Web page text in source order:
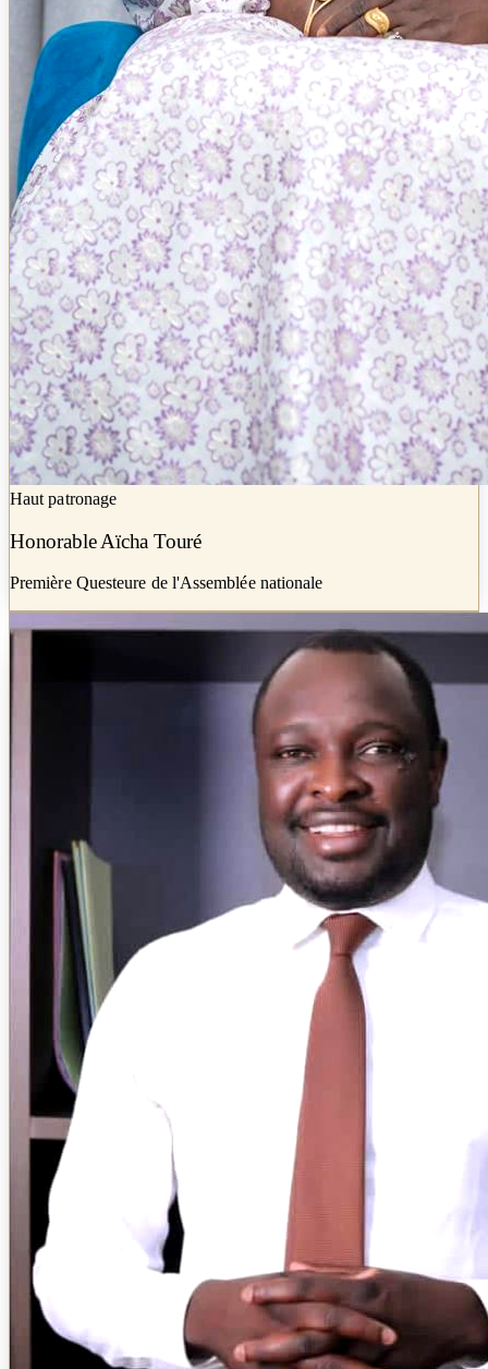
Haut patronage
Honorable Aïcha Touré
Première Questeure de l'Assemblée nationale